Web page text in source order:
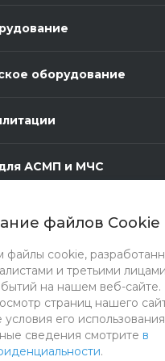
файлов Cookie
файлы cookie,
и третьими
на нашем веб-сайте.
страниц нашего
его
сведения смотрите в
.
оборудование
АСМП и МЧС